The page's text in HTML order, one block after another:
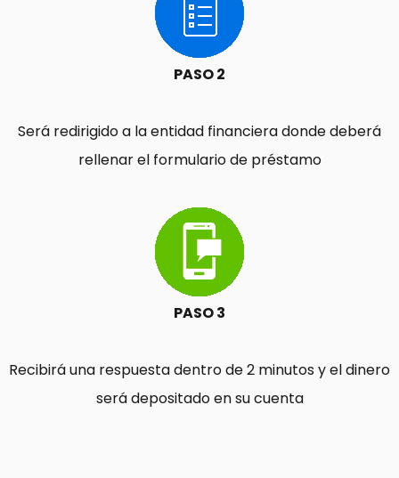
PASO 2
Será redirigido a la entidad financiera donde deberá
rellenar el formulario de préstamo
PASO 3
Recibirá una respuesta dentro de 2 minutos y el dinero
será depositado en su cuenta